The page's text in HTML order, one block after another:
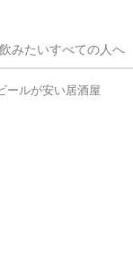
みたいすべての人へ
ールが安い居酒屋